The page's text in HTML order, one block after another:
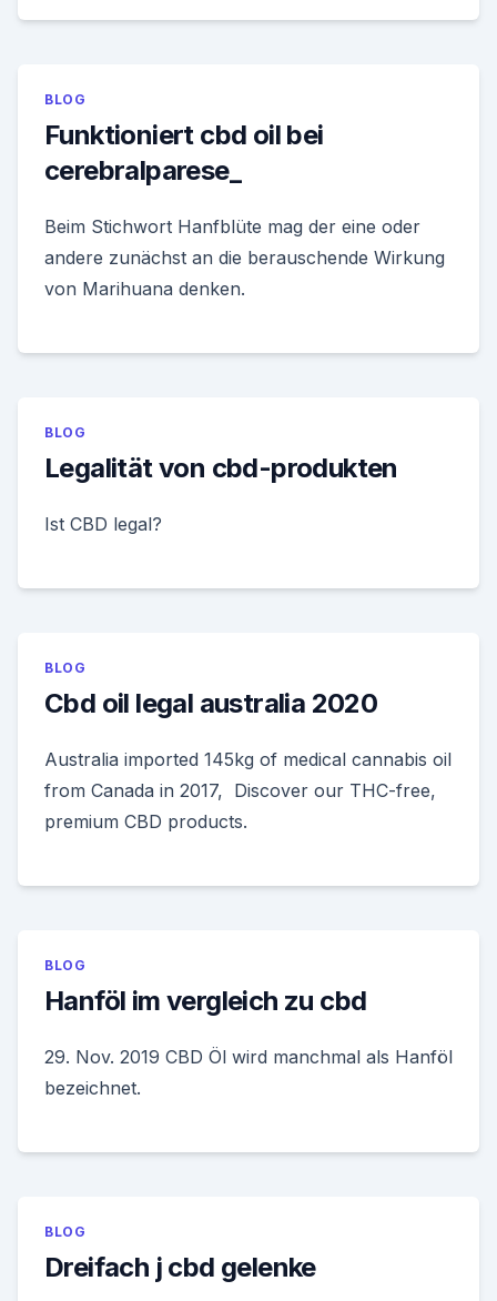
BLOG
Funktioniert cbd oil bei
cerebralparese_
Beim Stichwort Hanfblüte mag der eine oder
andere zunächst an die berauschende Wirkung
von Marihuana denken.
BLOG
Legalität von cbd-produkten
Ist CBD legal?
BLOG
Cbd oil legal australia 2020
Australia imported 145kg of medical cannabis oil
from Canada in 2017, Discover our THC-free,
premium CBD products.
BLOG
Hanföl im vergleich zu cbd
29. Nov. 2019 CBD Öl wird manchmal als Hanföl
bezeichnet.
BLOG
Dreifach j cbd gelenke